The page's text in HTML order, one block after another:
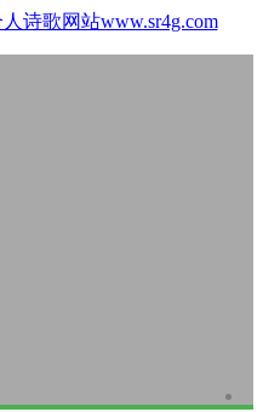
诗歌网站www.sr4g.com